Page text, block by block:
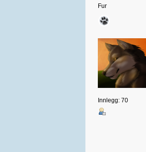
Fur
Innlegg: 70